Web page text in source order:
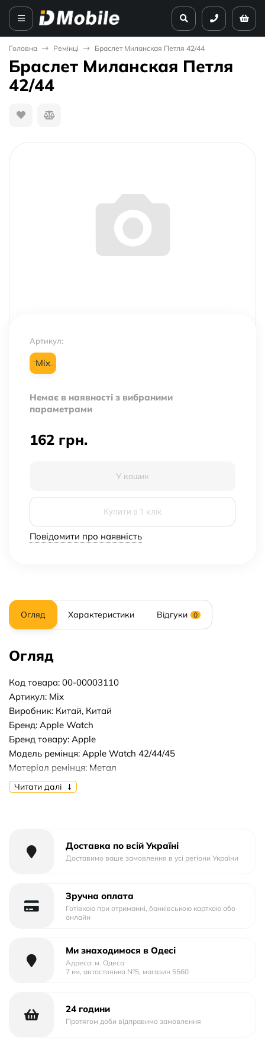
Головна Ремінці Браслет Миланская Петля 42/44
Браслет Миланская Петля
42/44
Артикул:
Mix
Немає в наявності з вибраними
параметрами
162 грн.
У кошик
Купити в 1 клік
Повідомити про наявність
Огляд Характеристики Відгуки 0
Огляд
Код товара: 00-00003110
Артикул: Mix
Виробник: Китай, Китай
Бренд: Apple Watch
Бренд товару: Apple
Модель ремінця: Apple Watch 42/44/45
Матеріал ремінця: Метал
Матеріал корпусу: Метал
Читати далі
Доставка по всій Україні
Доставимо ваше замовлення в усі регіони України
Зручна оплата
Готівкою при отриманні, банківською карткою або
онлайн
Ми знаходимося в Одесі
Адреса: м. Одеса
7 км, автостоянка №5, магазин 5560
24 години
Протягом доби відправимо замовлення